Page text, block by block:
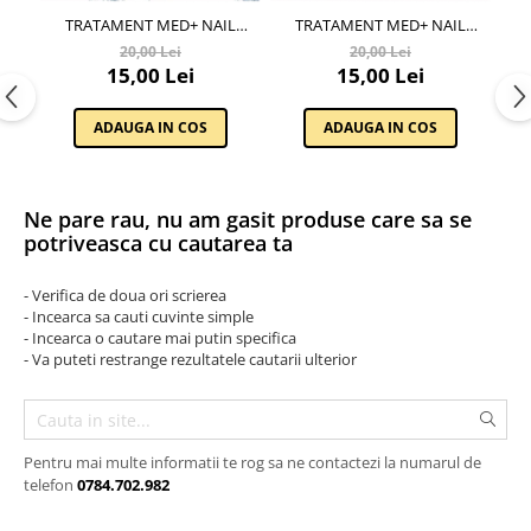
Cadouri barbati
Seturi cadou barbati
Ceasuri pentru EL
Cadouri copii
Caciuli copii
Cadouri copii bebelusi 0+
Lenjerii de pat Disney
Cadouri copii 1 an
Colectia Disney
Sticlă pentru apa Personalizată
Sepci personalizate
Etichete scolare
Sepci personalizate
Caserole personalizate sandwich
Sticla de apa personalizata
Agende si caiete personalizate
TRATAMENT MED+ NAIL
THERAPY SER PENTRU
INTARIREA UNGHIEI EVELINE
COSMETICS
20,00 Lei
15,00 Lei
ADAUGA IN COS
TRATAMENT MED+ NAIL
THERAPY MASCA DE UNGHII
PESTE NOAPTE EVELINE
COSMETICS
20,00 Lei
15,00 Lei
ADAUGA IN COS
Ne pare rau, nu am gasit produse care sa se
potriveasca cu cautarea ta
- Verifica de doua ori scrierea
- Incearca sa cauti cuvinte simple
- Incearca o cautare mai putin specifica
- Va puteti restrange rezultatele cautarii ulterior
Pentru mai multe informatii te rog sa ne contactezi la numarul de
telefon 0784.702.982